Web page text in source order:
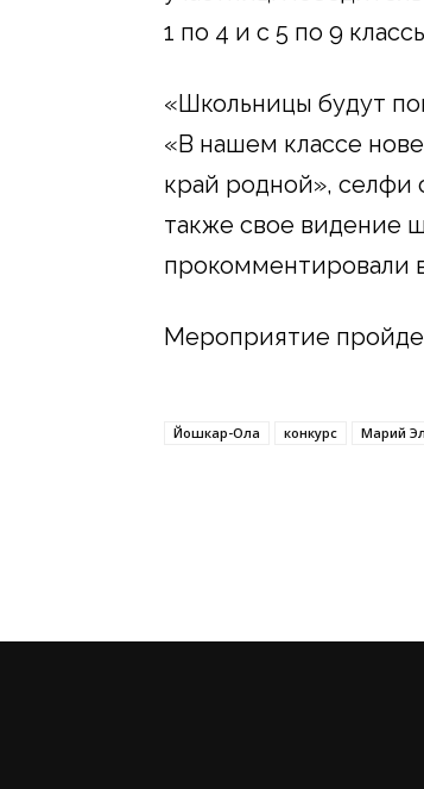
1 по 4 и с 5 по 9
«Школьницы будут
«В нашем классе
край родной», селфи
также свое видение
прокомментировали
Мероприятие
Йошкар-Ола конкурс Марий Эл